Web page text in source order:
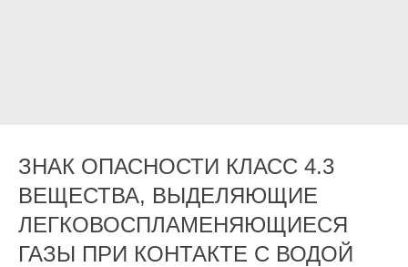
ЗНАК ОПАСНОСТИ КЛАСС 4.3
ВЕЩЕСТВА, ВЫДЕЛЯЮЩИЕ
ЛЕГКОВОСПЛАМЕНЯЮЩИЕСЯ
ГАЗЫ ПРИ КОНТАКТЕ С ВОДОЙ